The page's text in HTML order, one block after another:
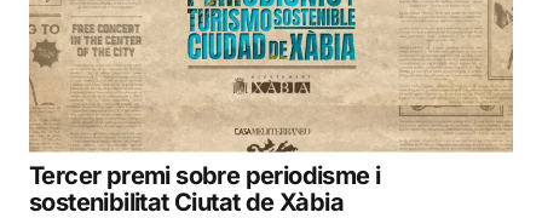
Tercer premi sobre periodisme i
sostenibilitat Ciutat de Xàbia